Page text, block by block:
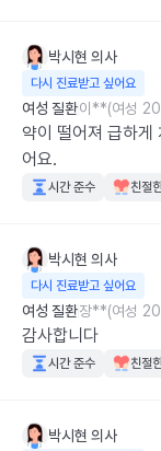
박시현 의사
다시 진료받고 싶어요
여성 질환이**(여성
약이 떨어져 급하게
어요.
시간 준수 친절
박시현 의사
다시 진료받고 싶어요
여성 질환장**(여성
감사합니다
시간 준수 친절
박시현 의사